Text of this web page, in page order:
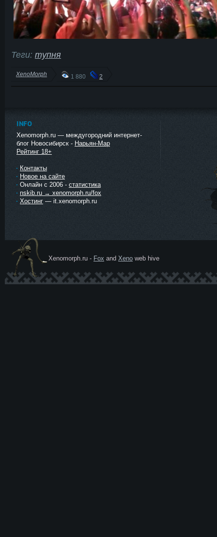
Теги: тупня
XenoMorph 1 880 2
INFO
Xenomorph.ru — междугородний интернет-
блог Новосибирск - Нарьян-Мар
Рейтинг 18+
Контакты
Новое на сайте
Онлайн с 2006 - статистика
nskib.ru → xenomorph.ru/fox
Хостинг — it.xenomorph.ru
Ксеномо
Xenomorph.ru - Fox and Xeno web hive